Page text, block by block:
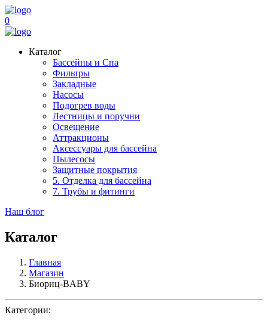
0
Каталог
Бассейны и Спа
Фильтры
Закладные
Насосы
Подогрев воды
Лестницы и поручни
Освещение
Аттракционы
Аксессуары для бассейна
Пылесосы
Защитные покрытия
5. Отделка для бассейна
7. Трубы и фитинги
Наш блог
Каталог
Главная
Магазин
Биориц-BABY
Категории: